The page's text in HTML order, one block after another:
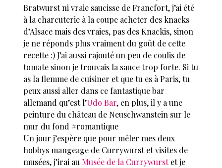
Bratwurst ni vraie saucisse de Francfort, j’ai été
à la charcuterie à la coupe acheter des knacks
d’Alsace mais des vraies, pas des Knackis, sinon
je ne réponds plus vraiment du goût de cette
recette :) J’ai aussi rajouté un peu de coulis de
tomate sinon je trouvais la sauce trop forte. Si tu
as la flemme de cuisiner et que tu es à Paris, tu
peux aussi aller dans ce fantastique bar
allemand qu’est l’Udo Bar, en plus, il y a une
peinture du château de Neuschwanstein sur le
mur du fond #romantique
Un jour j’espère que pour mêler mes deux
hobbys mangeage de Currywurst et visites de
musées, j’irai au Musée de la Currywurstet je